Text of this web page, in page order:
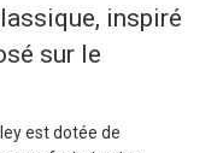
inspiré
sur le
est dotée de